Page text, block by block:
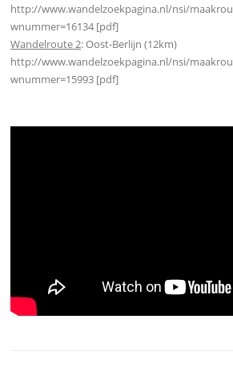
http://www.wandelzoekpagina.nl/nsi/
wnummer=16134 [pdf]
Wandelroute 2: Oost-Berlijn (12km)
http://www.wandelzoekpagina.nl/nsi/
wnummer=15993 [pdf]